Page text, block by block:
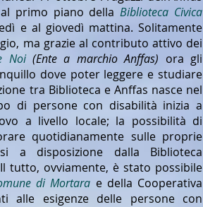
primo piano dellaBiblioteca Civica
e al giovedì mattina. Solitamente
ma grazie al contributo attivo dei
Noi (Ente a marchio Anffas) ora gli
dove poter leggere e studiare
tra Biblioteca e Anffas nasce nel
di persone con disabilità inizia a
a livello locale; la possibilità di
quotidianamente sulle proprie
a disposizione dalla Biblioteca
tutto, ovviamente, è stato possibile
di Mortara e della Cooperativa
alle esigenze delle persone con